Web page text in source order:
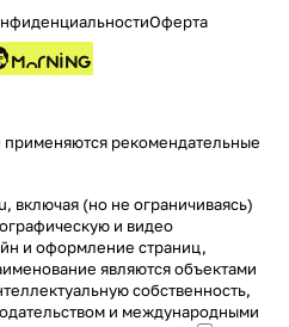
Оферта
рекомендательные
включая (но не ограничиваясь)
и видео
и оформление страниц,
являются объектами
собственность,
и международными